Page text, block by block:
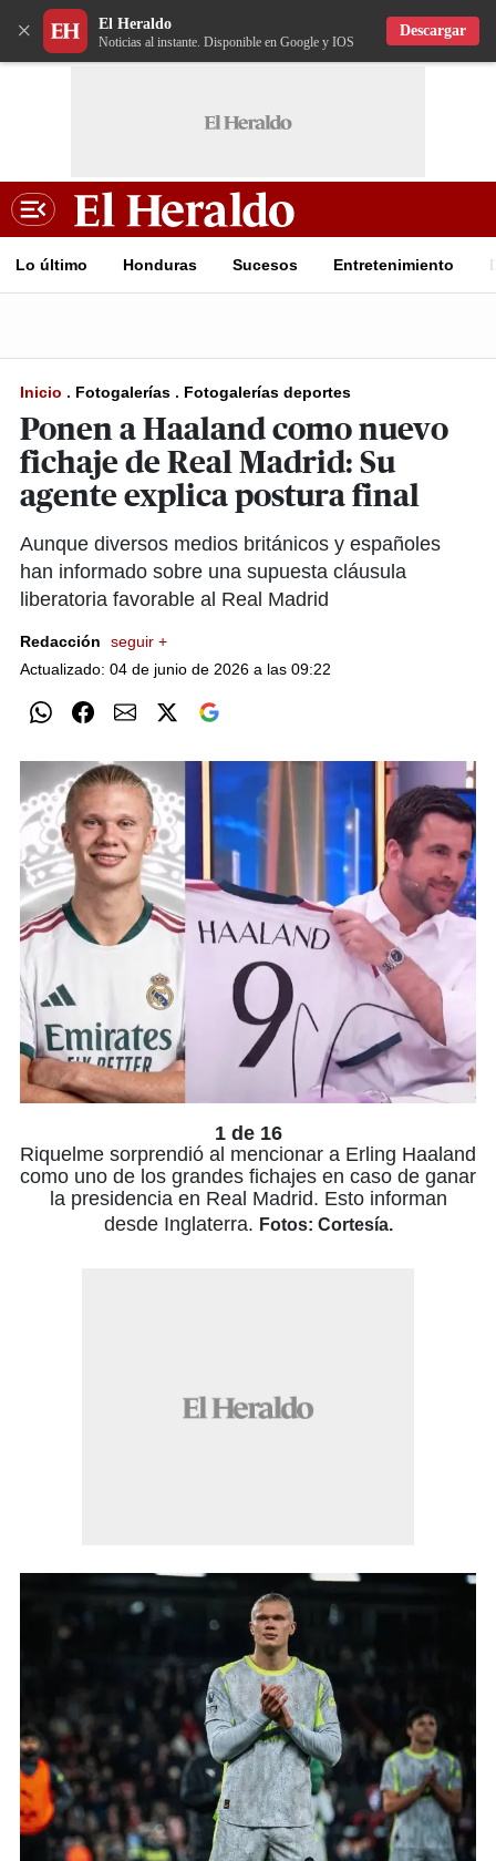
× El Heraldo
Noticias al instante. Disponible en Google y IOS
Descargar
Lo último Honduras Sucesos Entretenimiento
Inicio . Fotogalerías . Fotogalerías deportes
Ponen a Haaland como nuevo
fichaje de Real Madrid: Su
agente explica postura final
Aunque diversos medios británicos y españoles
han informado sobre una supuesta cláusula
liberatoria favorable al Real Madrid
Redacción
seguir +
Actualizado: 04 de junio de 2026 a las 09:22
1 de 16
Riquelme sorprendió al mencionar a Erling Haaland
como uno de los grandes fichajes en caso de ganar
la presidencia en Real Madrid. Esto informan
desde Inglaterra. Fotos: Cortesía.